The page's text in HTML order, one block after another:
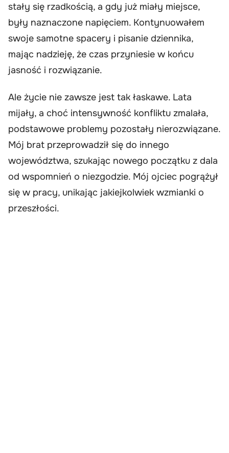
stały się rzadkością, a gdy już miały miejsce,
były naznaczone napięciem. Kontynuowałem
swoje samotne spacery i pisanie dziennika,
mając nadzieję, że czas przyniesie w końcu
jasność i rozwiązanie.
Ale życie nie zawsze jest tak łaskawe. Lata
mijały, a choć intensywność konfliktu zmalała,
podstawowe problemy pozostały nierozwiązane.
Mój brat przeprowadził się do innego
województwa, szukając nowego początku z dala
od wspomnień o niezgodzie. Mój ojciec pogrążył
się w pracy, unikając jakiejkolwiek wzmianki o
przeszłości.